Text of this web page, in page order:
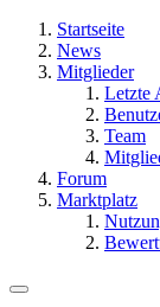
Startseite
News
Mitglieder
Letzte
Team
Forum
Marktplatz